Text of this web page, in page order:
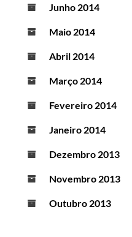
Junho 2014
Maio 2014
Abril 2014
Março 2014
Fevereiro 2014
Janeiro 2014
Dezembro 2013
Novembro 2013
Outubro 2013